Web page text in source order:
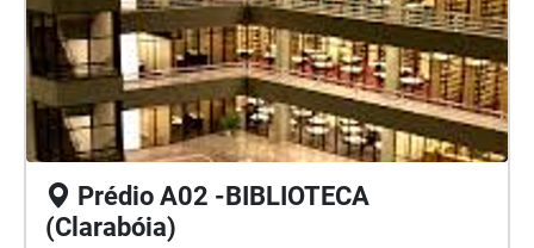
Prédio A02 -BIBLIOTECA
(Clarabóia)